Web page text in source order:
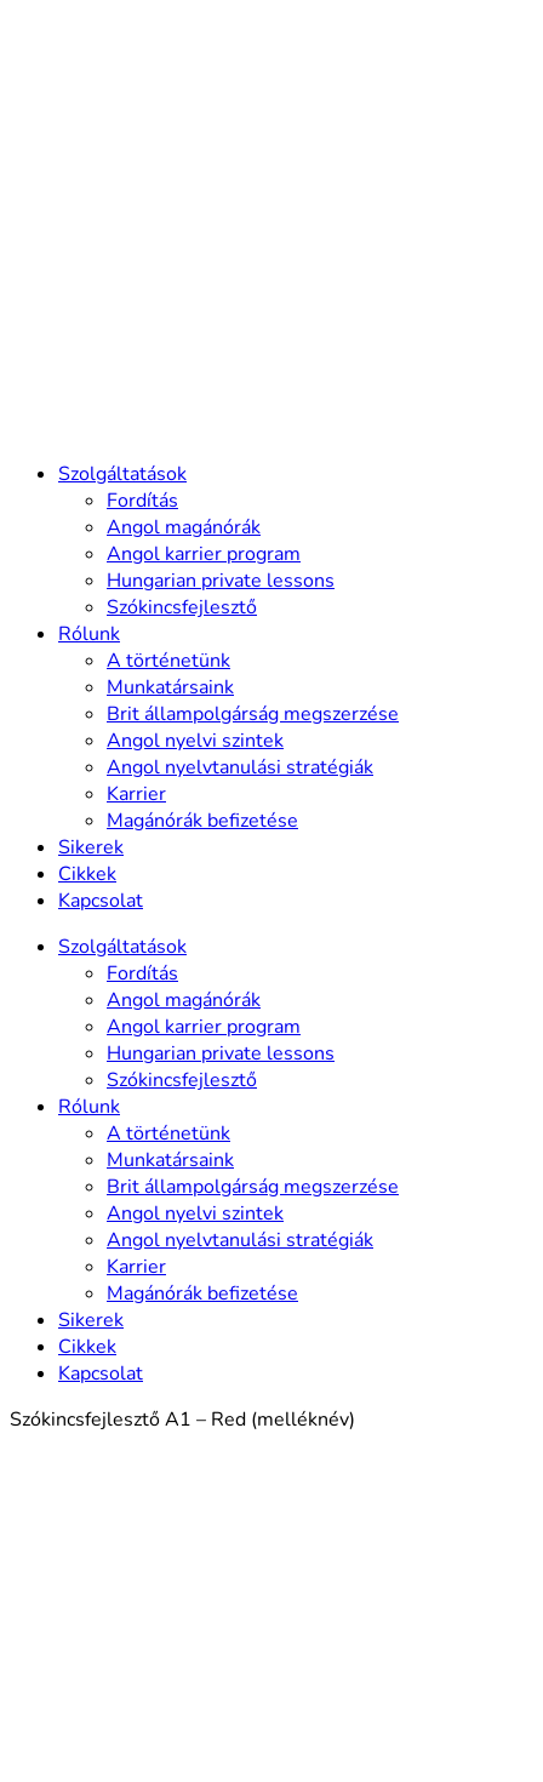
Szolgáltatások
Fordítás
Angol magánórák
Angol karrier program
Hungarian private lessons
Szókincsfejlesztő
Rólunk
A történetünk
Munkatársaink
Brit állampolgárság megszerzése
Angol nyelvi szintek
Angol nyelvtanulási stratégiák
Karrier
Magánórák befizetése
Sikerek
Cikkek
Kapcsolat
Szolgáltatások
Fordítás
Angol magánórák
Angol karrier program
Hungarian private lessons
Szókincsfejlesztő
Rólunk
A történetünk
Munkatársaink
Brit állampolgárság megszerzése
Angol nyelvi szintek
Angol nyelvtanulási stratégiák
Karrier
Magánórák befizetése
Sikerek
Cikkek
Kapcsolat
Szókincsfejlesztő A1 – Red (melléknév)